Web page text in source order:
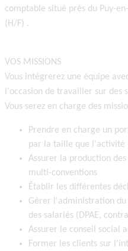
comptable situé près du Puy-
(H/F) .
VOS MISSIONS
Vous intégrerez une équipe
l'occasion de travailler sur des
Vous serez en charge des
Prendre en charge un
par la taille que l'activité
Assurer la production
multi-conventions
Établir les différentes
Gérer l'administration
des salariés (DPAE,
Assurer le conseil social
Former les clients sur